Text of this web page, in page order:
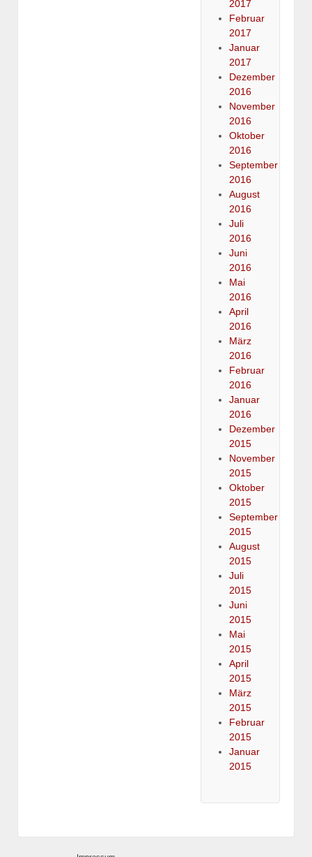
2017
Februar
2017
Januar
2017
Dezember
2016
November
2016
Oktober
2016
September
2016
August
2016
Juli
2016
Juni
2016
Mai
2016
April
2016
März
2016
Februar
2016
Januar
2016
Dezember
2015
November
2015
Oktober
2015
September
2015
August
2015
Juli
2015
Juni
2015
Mai
2015
April
2015
März
2015
Februar
2015
Januar
2015